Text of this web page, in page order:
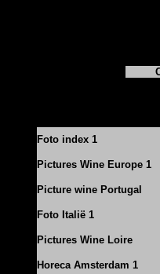
Foto index 1
Pictures Wine Europe 1
Picture wine Portugal
Foto Italië 1
Pictures Wine Loire
Horeca Amsterdam 1